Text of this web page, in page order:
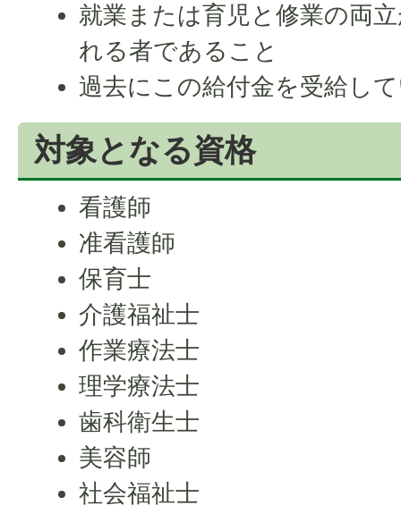
就業または育児と修業の両
れる者であること
過去にこの給付金を受給し
対象となる資格
看護師
准看護師
保育士
介護福祉士
作業療法士
理学療法士
歯科衛生士
美容師
社会福祉士